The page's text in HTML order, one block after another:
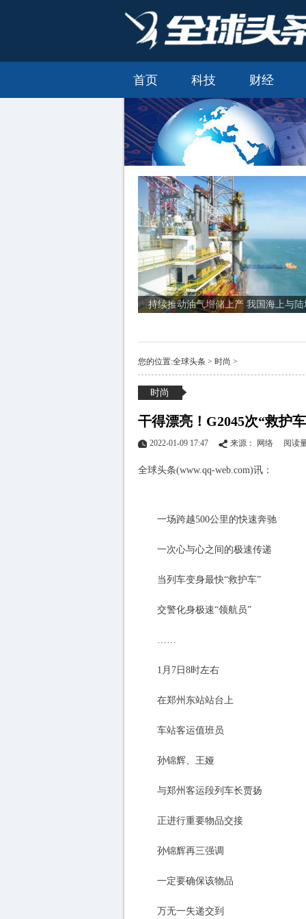
首页 科技 财经
持续推动油气增储上产 我国海上与
您的位置:全球头条 > 时尚 >
时尚
干得漂亮！G2045次“救护
2022-01-09 17:47 来源： 网络 阅读
全球头条(www.qq-web.com)讯：
一场跨越500公里的快速奔驰
一次心与心之间的极速传递
当列车变身最快“救护车”
交警化身极速“领航员”
……
1月7日8时左右
在郑州东站站台上
车站客运值班员
孙锦辉、王娅
与郑州客运段列车长贾扬
正进行重要物品交接
孙锦辉再三强调
一定要确保该物品
万无一失递交到